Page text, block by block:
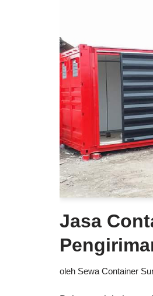
Jasa
oleh Sewa Container